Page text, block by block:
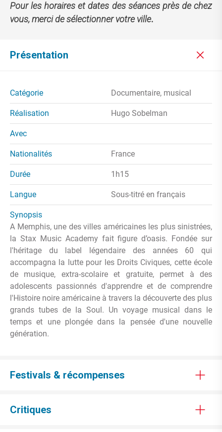
Pour les horaires et dates des séances près de chez
vous, merci de sélectionner votre ville.
Présentation
Catégorie Documentaire, musical
Réalisation Hugo Sobelman
Avec
Nationalités France
Durée 1h15
Langue Sous-titré en français
Synopsis
A Memphis, une des villes américaines les plus sinistrées,
la Stax Music Academy fait figure d’oasis. Fondée sur
l'héritage du label légendaire des années 60 qui
accompagna la lutte pour les Droits Civiques, cette école
de musique, extra-scolaire et gratuite, permet à des
adolescents passionnés d'apprendre et de comprendre
l'Histoire noire américaine à travers la découverte des plus
grands tubes de la Soul. Un voyage musical dans le
temps et une plongée dans la pensée d'une nouvelle
génération.
Festivals & récompenses
Critiques